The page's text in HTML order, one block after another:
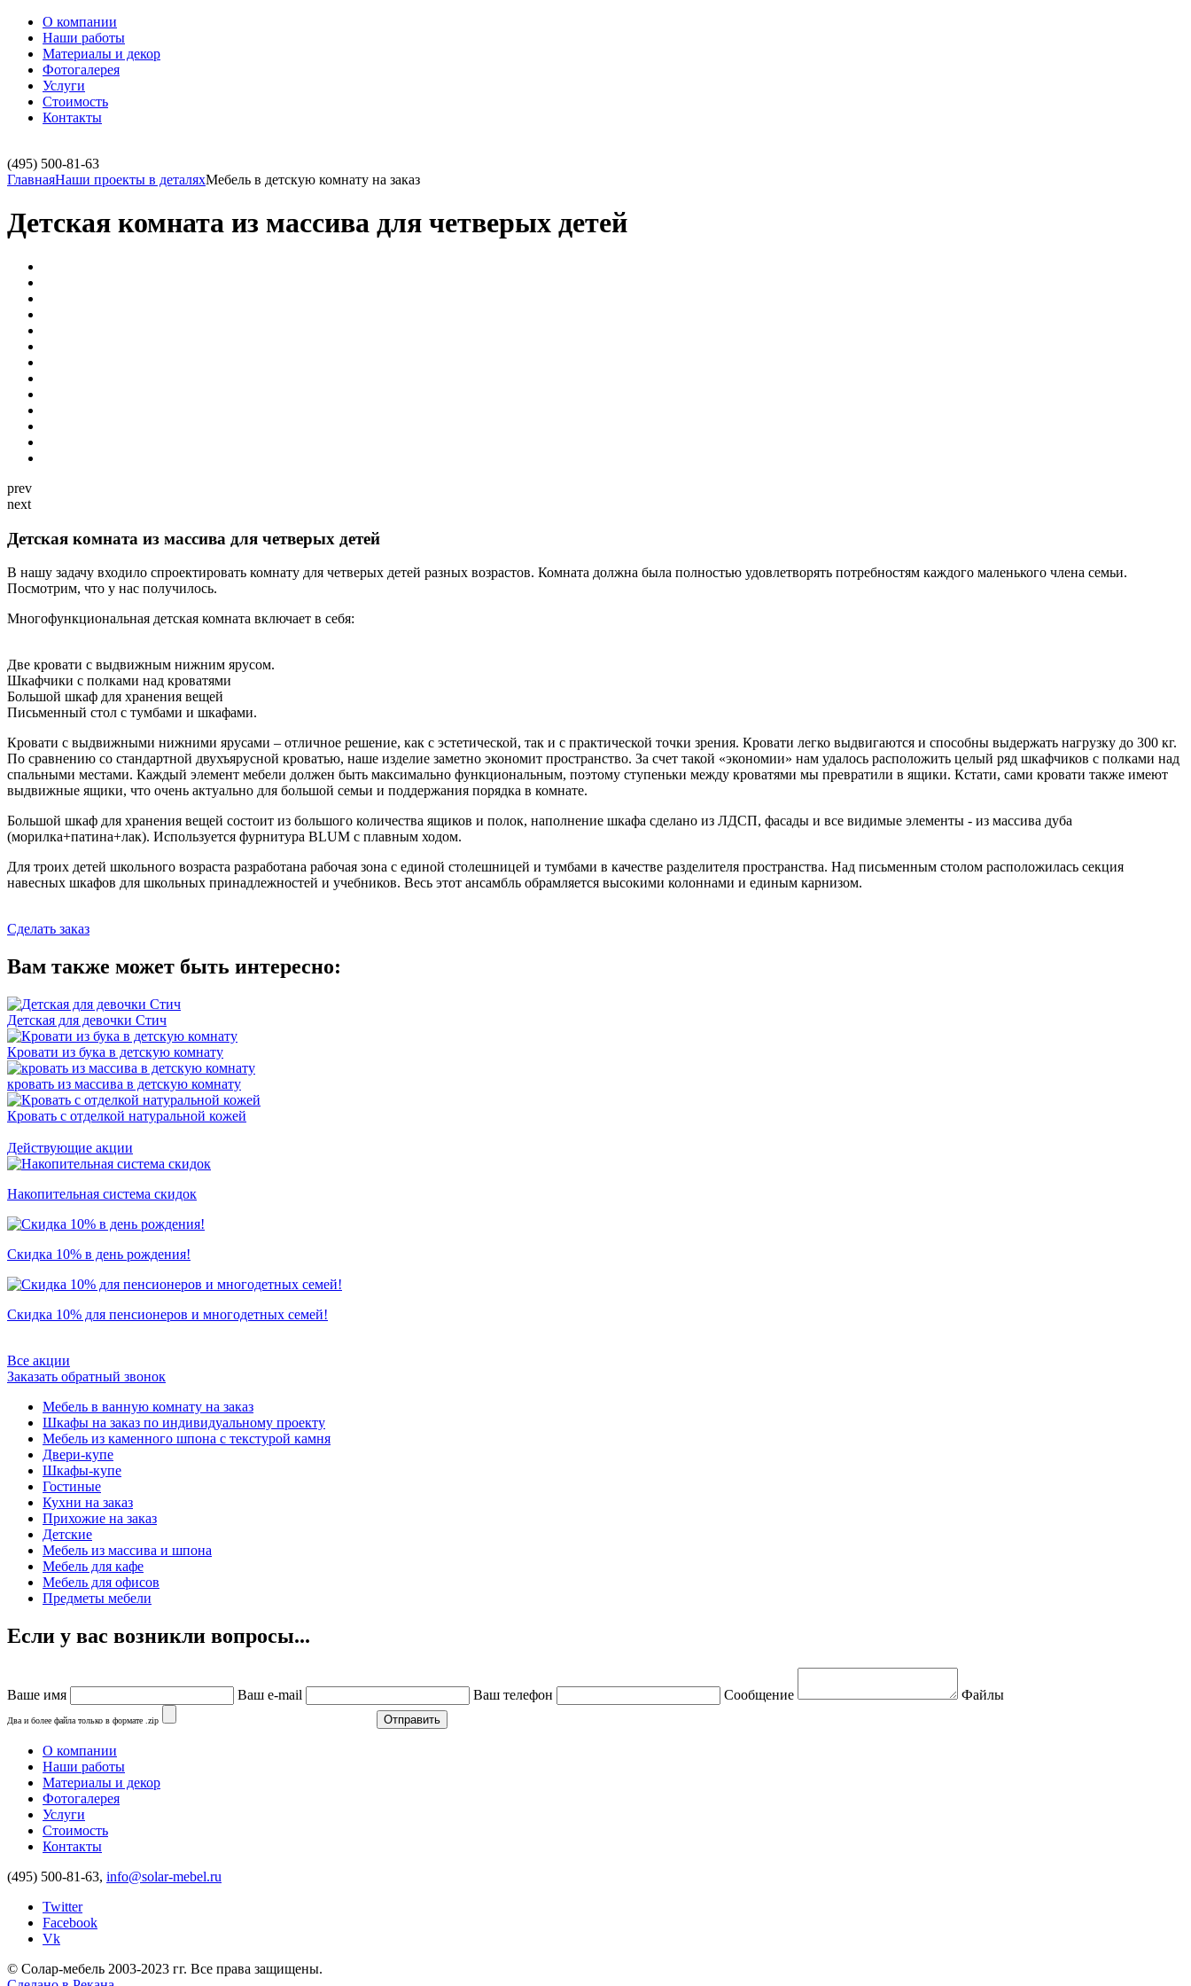
О компании
Наши работы
Материалы и декор
Фотогалерея
Услуги
Стоимость
Контакты
(495) 500-81-63
ГлавнаяНаши проекты в деталяхМебель в детскую комнату на заказ
Детская комната из массива для четверых детей
prev
next
Детская комната из массива для четверых детей
В нашу задачу входило спроектировать комнату для четверых детей разных возрастов. Комната должна была полностью удовлетворять потребностям каждого маленького члена семьи.
Посмотрим, что у нас получилось.
Многофункциональная детская комната включает в себя:
Две кровати с выдвижным нижним ярусом.
Шкафчики с полками над кроватями
Большой шкаф для хранения вещей
Письменный стол с тумбами и шкафами.
Кровати с выдвижными нижними ярусами – отличное решение, как с эстетической, так и с практической точки зрения. Кровати легко выдвигаются и способны выдержать нагрузку до 300 кг.
По сравнению со стандартной двухъярусной кроватью, наше изделие заметно экономит пространство. За счет такой «экономии» нам удалось расположить целый ряд шкафчиков с полками над
спальными местами. Каждый элемент мебели должен быть максимально функциональным, поэтому ступеньки между кроватями мы превратили в ящики. Кстати, сами кровати также имеют
выдвижные ящики, что очень актуально для большой семьи и поддержания порядка в комнате.
Большой шкаф для хранения вещей состоит из большого количества ящиков и полок, наполнение шкафа сделано из ЛДСП, фасады и все видимые элементы - из массива дуба
(морилка+патина+лак). Используется фурнитура BLUM с плавным ходом.
Для троих детей школьного возраста разработана рабочая зона с единой столешницей и тумбами в качестве разделителя пространства. Над письменным столом расположилась секция
навесных шкафов для школьных принадлежностей и учебников. Весь этот ансамбль обрамляется высокими колоннами и единым карнизом.
Сделать заказ
Вам также может быть интересно:
Детская для девочки Стич
Кровати из бука в детскую комнату
кровать из массива в детскую комнату
Кровать с отделкой натуральной кожей
Действующие акции
Накопительная система скидок
Скидка 10% в день рождения!
Скидка 10% для пенсионеров и многодетных семей!
Все акции
Заказать обратный звонок
Мебель в ванную комнату на заказ
Шкафы на заказ по индивидуальному проекту
Мебель из каменного шпона с текстурой камня
Двери-купе
Шкафы-купе
Гостиные
Кухни на заказ
Прихожие на заказ
Детские
Мебель из массива и шпона
Мебель для кафе
Мебель для офисов
Предметы мебели
Если у вас возникли вопросы...
Ваше имя Ваш e-mail Ваш телефон Сообщение Файлы
Два и более файла только в формате .zip
О компании
Наши работы
Материалы и декор
Фотогалерея
Услуги
Стоимость
Контакты
(495) 500-81-63, info@solar-mebel.ru
Twitter
Facebook
Vk
© Солар-мебель 2003-2023 гг. Все права защищены.